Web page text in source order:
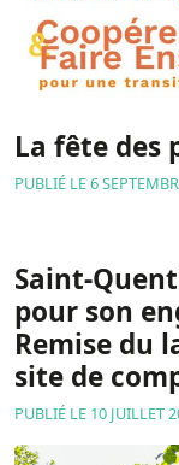
La fête des
PUBLIÉ LE 6
Saint-
pour son
Remise du
site de
PUBLIÉ LE 10 JUILLET